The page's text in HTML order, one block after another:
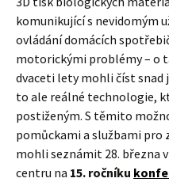
komunikující s nevidomým
ovládání domácích
motorickými problémy – o
dvaceti lety mohli číst snad
to ale reálné technologie,
postiženým. S těmito
pomůckami a službami pro
mohli seznámit 28. března
centru na 15. ročníku